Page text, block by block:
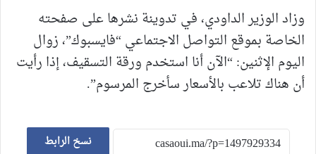
وزاد الوزير الداودي، في تدوينة نشرها على صفحته
الخاصة بموقع التواصل الاجتماعي “فايسبوك”، زوال
اليوم الإثنين: “الآن أنا استخدم ورقة التسقيف، إذا رأيت
أن هناك تلاعب بالأسعار سأخرج المرسوم”.
نسخ الرابط